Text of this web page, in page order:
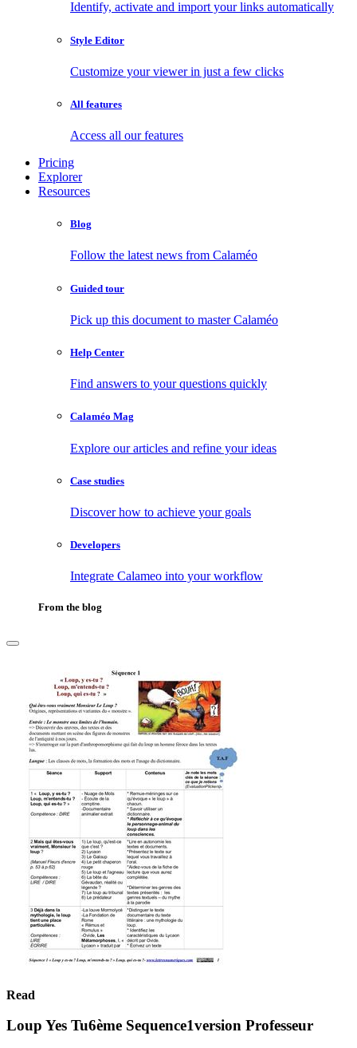
Identify, activate and import your links automatically
Style Editor
Customize your viewer in just a few clicks
All features
Access all our features
Pricing
Explorer
Resources
Blog
Follow the latest news from Calaméo
Guided tour
Pick up this document to master Calaméo
Help Center
Find answers to your questions quickly
Calaméo Mag
Explore our articles and refine your ideas
Case studies
Discover how to achieve your goals
Developers
Integrate Calameo into your workflow
From the blog
Read
Loup Yes Tu6ème Sequence1version Professeur